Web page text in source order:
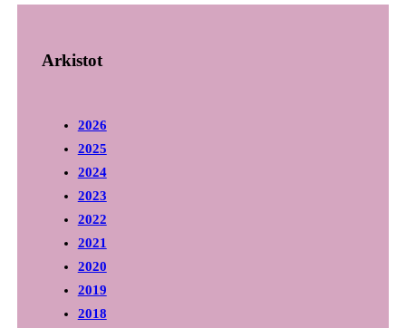
Arkistot
2026
2025
2024
2023
2022
2021
2020
2019
2018